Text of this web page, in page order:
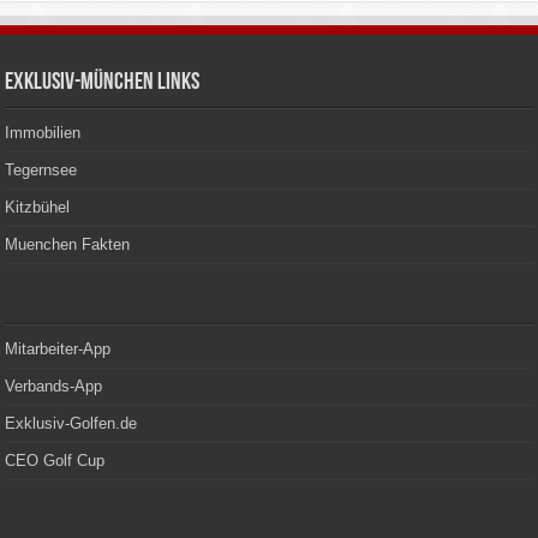
Exklusiv-München Links
Immobilien
Tegernsee
Kitzbühel
Muenchen Fakten
Mitarbeiter-App
Verbands-App
Exklusiv-Golfen.de
CEO Golf Cup